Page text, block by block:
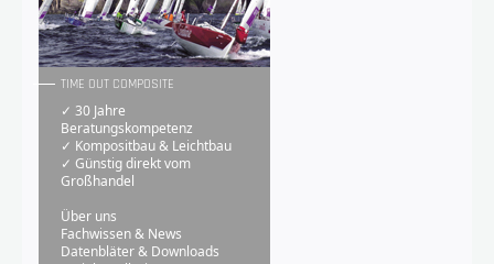
TIME OUT COMPOSITE
✓ 30 Jahre
Beratungskompetenz
✓ Kompositbau & Leichtbau
✓ Günstig direkt vom
Großhandel
Über uns
Fachwissen & News
Datenbläter & Downloads